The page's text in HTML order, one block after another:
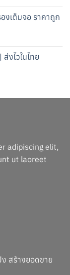
งเต็มจอ ราคาถูก
งไวในไทย
adipiscing elit,
ut laoreet
สร้างยอดขาย